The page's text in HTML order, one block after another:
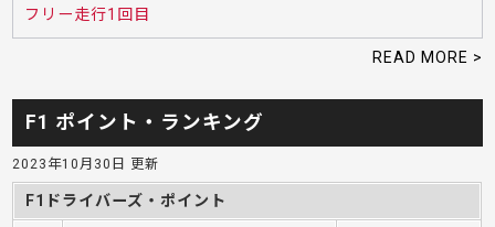
フリー走行1回目
READ MORE >
F1 ポイント・ランキング
2023年10月30日 更新
F1ドライバーズ・ポイント